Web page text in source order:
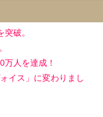
破。
人を達成！
イス」に変わりまし